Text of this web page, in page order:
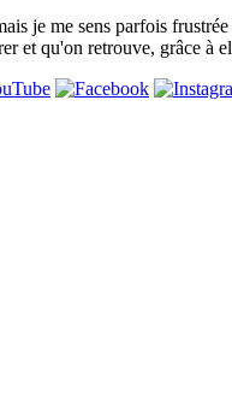
je me sens parfois
et qu'on retrouve, grâce à